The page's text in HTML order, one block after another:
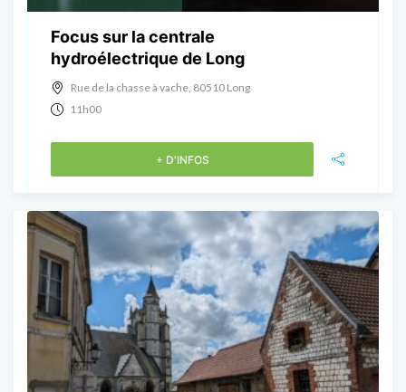
Focus sur la centrale
hydroélectrique de Long
Rue de la chasse à vache, 80510 Long
11h00
+ D'INFOS